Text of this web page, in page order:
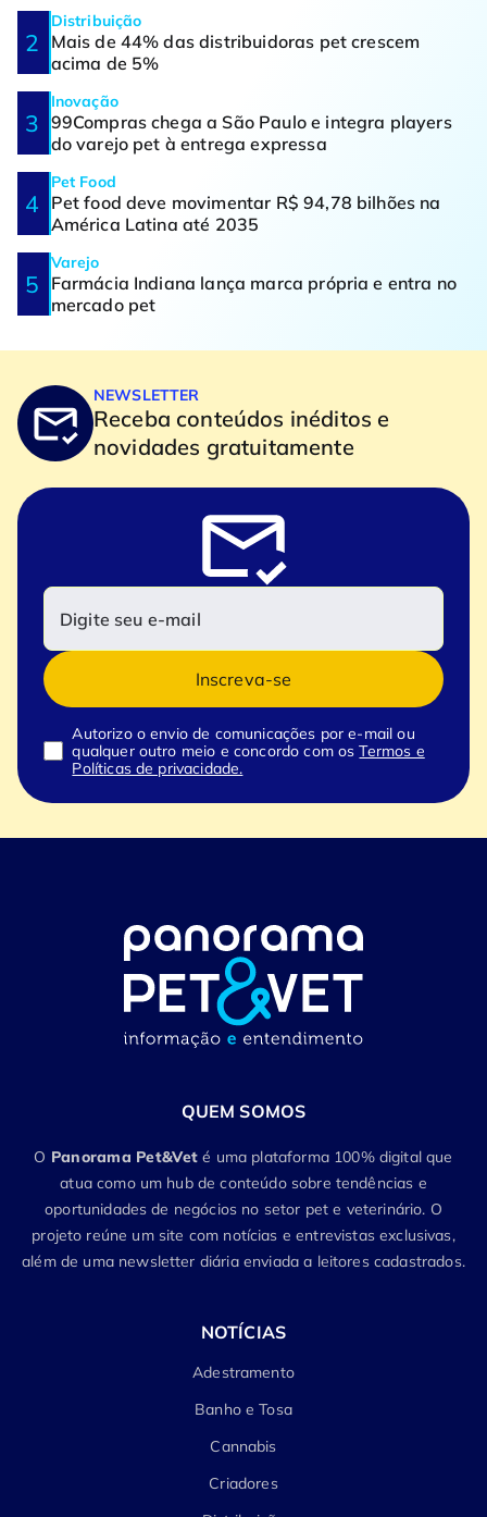
Distribuição
Mais de 44% das distribuidoras pet crescem
acima de 5%
Inovação
99Compras chega a São Paulo e integra players
do varejo pet à entrega expressa
Pet Food
Pet food deve movimentar R$ 94,78 bilhões na
América Latina até 2035
Varejo
Farmácia Indiana lança marca própria e entra no
mercado pet
NEWSLETTER
Receba conteúdos inéditos e
novidades gratuitamente
Inscreva-se
Autorizo o envio de comunicações por e-mail ou
qualquer outro meio e concordo com osTermos e
Políticas de privacidade.
QUEM SOMOS
O Panorama Pet&Vet é uma plataforma 100% digital que
atua como um hub de conteúdo sobre tendências e
oportunidades de negócios no setor pet e veterinário. O
projeto reúne um site com notícias e entrevistas exclusivas,
além de uma newsletter diária enviada a leitores cadastrados.
NOTÍCIAS
Adestramento
Banho e Tosa
Cannabis
Criadores